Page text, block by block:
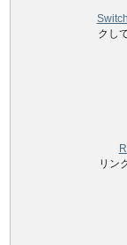
クし
リン